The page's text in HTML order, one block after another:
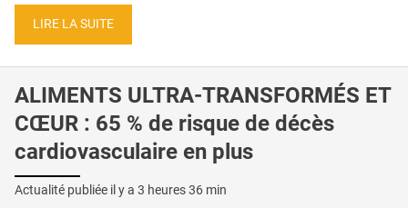
LIRE LA SUITE
ALIMENTS ULTRA-TRANSFORMÉS ET
CŒUR : 65 % de risque de décès
cardiovasculaire en plus
Actualité publiée il y a 3 heures 36 min